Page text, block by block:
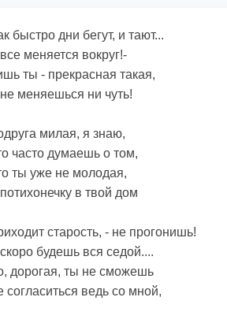
быстро дни бегут, и тают...
меняется вокруг!-
ты - прекрасная такая,
меняешься ни чуть!
милая, я знаю,
часто думаешь о том,
ты уже не молодая,
в твой дом
старость, - не прогонишь!
будешь вся седой....
дорогая, ты не сможешь
согласиться ведь со мной,